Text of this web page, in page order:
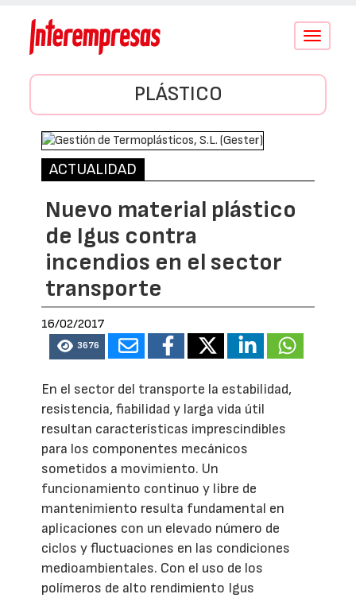
Conmutar
PLÁSTICO
ACTUALIDAD
Nuevo material plástico
de Igus contra
incendios en el sector
transporte
16/02/2017
3676
En el sector del transporte la estabilidad,
resistencia, fiabilidad y larga vida útil
resultan características imprescindibles
para los componentes mecánicos
sometidos a movimiento. Un
funcionamiento continuo y libre de
mantenimiento resulta fundamental en
aplicaciones con un elevado número de
ciclos y fluctuaciones en las condiciones
medioambientales. Con el uso de los
polímeros de alto rendimiento Igus